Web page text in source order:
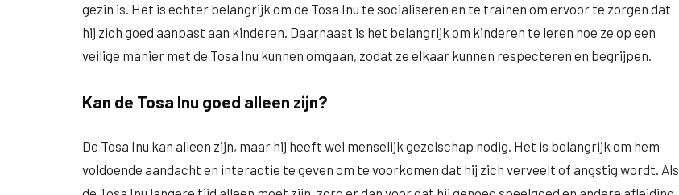
gezin is. Het is echter belangrijk om de Tosa Inu te socialiseren en te trainen om ervoor te zorgen dat
hij zich goed aanpast aan kinderen. Daarnaast is het belangrijk om kinderen te leren hoe ze op een
veilige manier met de Tosa Inu kunnen omgaan, zodat ze elkaar kunnen respecteren en begrijpen.
Kan de Tosa Inu goed alleen zijn?
De Tosa Inu kan alleen zijn, maar hij heeft wel menselijk gezelschap nodig. Het is belangrijk om hem
voldoende aandacht en interactie te geven om te voorkomen dat hij zich verveelt of angstig wordt. Als